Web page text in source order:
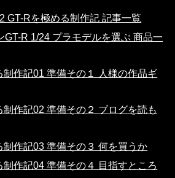
GT-Rを極める制作記 記事一覧
GT-R 1/24 プラモデルを選ぶ 商品一
制作記01 準備その１ 人様の作品ギ
制作記02 準備その２ ブログを読も
制作記03 準備その３ 何を買うか
制作記04 準備その４ 目指すところ